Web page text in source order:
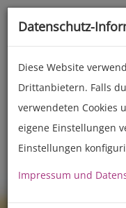
Datenschutz-
Diese Website
Drittanbietern. Falls
verwendeten Cookies
eigene Einstellungen
Einstellungen
Impressum und